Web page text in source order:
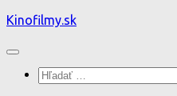
Preskočiť
obsah
Kinofilmy.sk
Hľadať: